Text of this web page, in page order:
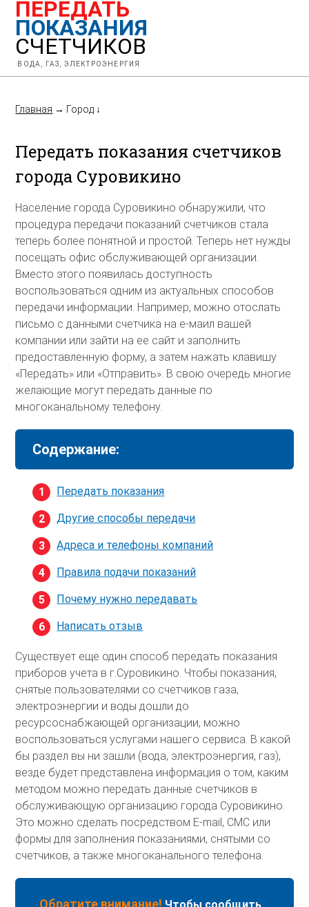
ПЕРЕДАТЬ
ПОКАЗАНИЯ
СЧЕТЧИКОВ
ВОДА, ГАЗ, ЭЛЕКТРОЭНЕРГИЯ
Главная → Город ↓
Передать показания счетчиков
города Суровикино
Население города Суровикино обнаружили, что
процедура передачи показаний счетчиков стала
теперь более понятной и простой. Теперь нет нужды
посещать офис обслуживающей организации.
Вместо этого появилась доступность
воспользоваться одним из актуальных способов
передачи информации. Например, можно отослать
письмо с данными счетчика на е-маил вашей
компании или зайти на ее сайт и заполнить
предоставленную форму, а затем нажать клавишу
«Передать» или «Отправить». В свою очередь многие
желающие могут передать данные по
многоканальному телефону.
Содержание:
Передать показания
Другие способы передачи
Адреса и телефоны компаний
Правила подачи показаний
Почему нужно передавать
Написать отзыв
Существует еще один способ передать показания
приборов учета в г.Суровикино. Чтобы показания,
снятые пользователями со счетчиков газа,
электроэнергии и воды дошли до
ресурсоснабжающей организации, можно
воспользоваться услугами нашего сервиса. В какой
бы раздел вы ни зашли (вода, электроэнергия, газ),
везде будет представлена информация о том, каким
методом можно передать данные счетчиков в
обслуживающую организацию города Суровикино.
Это можно сделать посредством E-mail, СМС или
формы для заполнения показаниями, снятыми со
счетчиков, а также многоканального телефона.
Обратите внимание!